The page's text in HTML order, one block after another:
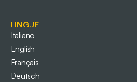
LINGUE
Italiano
English
Français
Deutsch